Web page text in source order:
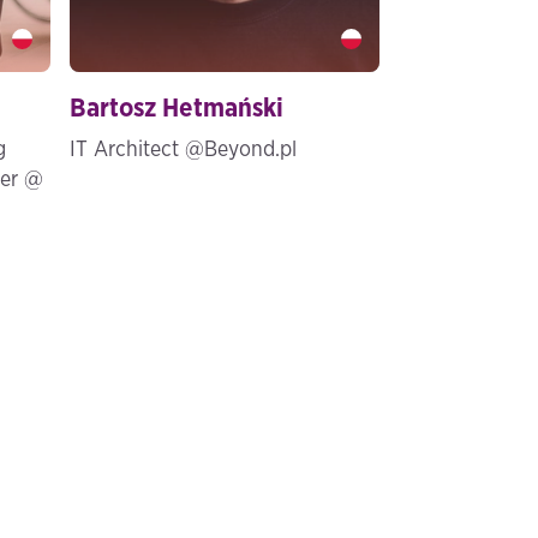
@
Bartosz Hetmański
IT Architect @Beyond.pl